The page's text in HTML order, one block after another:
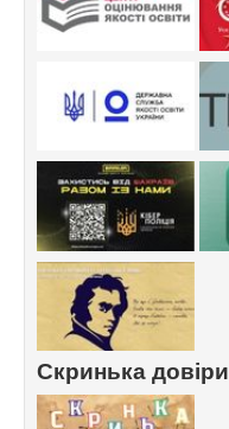
Скринька довіри